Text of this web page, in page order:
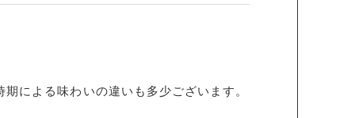
による味わいの違いも多少ございます。